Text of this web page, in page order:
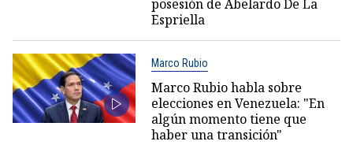
posesión de Abelardo De La
Espriella
Marco Rubio
Marco Rubio habla sobre
elecciones en Venezuela: "En
algún momento tiene que
haber una transición"